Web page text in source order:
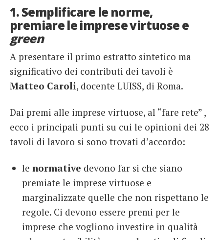
1. Semplificare le norme,
premiare le imprese virtuose e
green
A presentare il primo estratto sintetico ma
significativo dei contributi dei tavoli è
Matteo Caroli, docente LUISS, di Roma.
Dai premi alle imprese virtuose, al “fare rete” ,
ecco i principali punti su cui le opinioni dei 28
tavoli di lavoro si sono trovati d’accordo:
le normative devono far si che siano
premiate le imprese virtuose e
marginalizzate quelle che non rispettano le
regole. Ci devono essere premi per le
imprese che vogliono investire in qualità